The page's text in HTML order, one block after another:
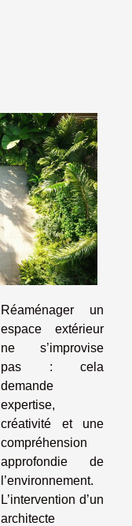
Réaménager un
espace extérieur
ne s’improvise
pas : cela
demande
expertise,
créativité et une
compréhension
approfondie de
l’environnement.
L’intervention d’un
architecte